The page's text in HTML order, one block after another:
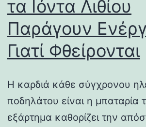
τα Ιόντα Λιθίου
Παράγουν
Γιατί Φθείρονται
Η καρδιά κάθε σύγχρονου
ποδηλάτου είναι η μπαταρία
εξάρτημα καθορίζει την